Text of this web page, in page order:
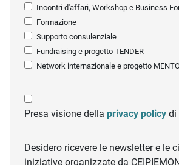
Incontri d'affari, Workshop e Business
Formazione
Supporto consulenziale
Fundraising e progetto TENDER
Network internazionale e progetto
Presa visione della privacy policy di
Desidero ricevere le newsletter e le
iniziative organizzate da